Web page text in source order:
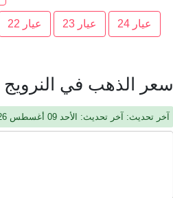
عيار 24 عيار 23 عيار 22
سعر الذهب في النرويج
آخر تحديث: آخر تحديث: الأحد 09 أغسطس 2026, 10:34 ص, جرينيتش